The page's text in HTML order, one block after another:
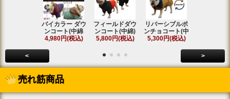
バイカラー ダウ
ンコート(中綿
4,980円(税込)
フィールドダウ
ンコート(中綿)
5,800円(税込)
リバーシブルポ
ンチョコート(中
5,300円(税込)
< >
売れ筋商品